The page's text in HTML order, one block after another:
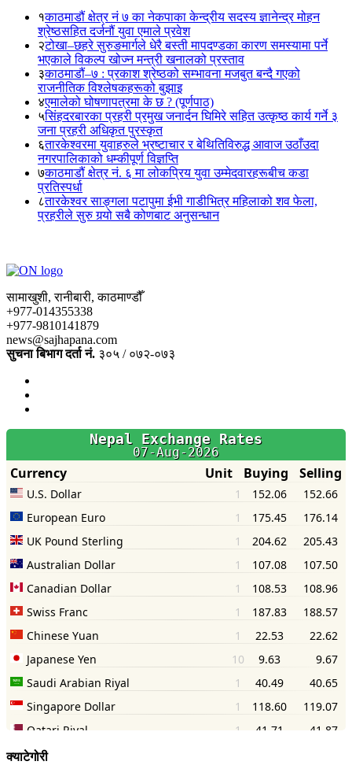
१काठमाडौं क्षेत्र नं ७ का नेकपाका केन्द्रीय सदस्य ज्ञानेन्द्र मोहन
श्रेष्ठसहित दर्जनौं युवा एमाले प्रवेश
२टोखा–छहरे सुरुङमार्गले धेरै बस्ती मापदण्डका कारण समस्यामा पर्ने
भएकाले विकल्प खोज्न मन्त्री खनालको प्रस्ताव
३काठमाडौं–७ : प्रकाश श्रेष्ठको सम्भावना मजबुत बन्दै गएको
राजनीतिक विश्लेषकहरूको बुझाइ
४एमालेको घोषणापत्रमा के छ ? (पूर्णपाठ)
५सिंहदरबारका प्रहरी प्रमुख जनार्दन घिमिरे सहित उत्कृष्ठ कार्य गर्ने ३
जना प्रहरी अधिकृत पुरस्कृत
६तारकेश्वरमा युवाहरुले भ्रष्टाचार र बेथितिविरुद्ध आवाज उठाँउदा
नगरपालिकाको धम्कीपूर्ण विज्ञप्ति
७काठमाडौं क्षेत्र नं. ६ मा लोकप्रिय युवा उम्मेदवारहरूबीच कडा
प्रतिस्पर्धा
८तारकेश्वर साङ्गला पटापुमा ईभी गाडीभित्र महिलाको शव फेला,
प्रहरीले सुरु गर्‍यो सबै कोणबाट अनुसन्धान
सामाखुशी, रानीबारी, काठमाण्डौँ
+977-014355338
+977-9810141879
news@sajhapana.com
सुचना बिभाग दर्ता नं. ३०५ / ०७२-०७३
क्याटेगोरी